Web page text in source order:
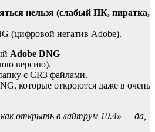
нельзя (слабый ПК, пиратка,
(цифровой негатив Adobe).
Adobe DNG
версию).
с CR3 файлами.
которые откроются даже в очень
открыть в лайтрум 10.4» — да,